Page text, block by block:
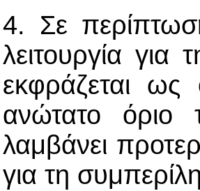
4. Σε
λειτουργία
εκφράζεται ως
ανώτατο όριο
λαμβάνει
για τη